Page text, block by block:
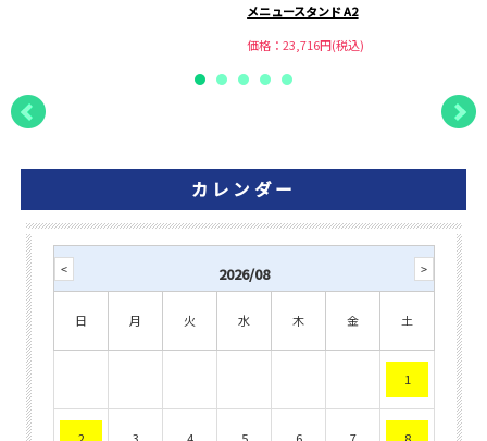
メニュースタンド A2
価格：23,716円(税込)
カレンダー